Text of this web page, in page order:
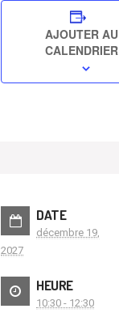
AJOUTER AU
CALENDRIER
DATE
décembre 19,
2027
HEURE
10:30 - 12:30